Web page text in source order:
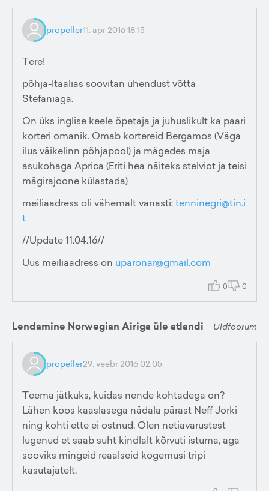
propeller11. apr 2016 18:15
Tere!
põhja-Itaalias soovitan ühendust võtta
Stefaniaga.
On üks inglise keele õpetaja ja juhuslikult ka paari
korteri omanik. Omab kortereid Bergamos (Väga
ilus väikelinn põhjapool) ja mägedes maja
asukohaga Aprica (Eriti hea näiteks stelviot ja teisi
mägirajoone külastada)
meiliaadress oli vähemalt vanasti:tenninegri@tin.i
t
//Update 11.04.16//
Uus meiliaadress on uparonar@gmail.com
0 0
Lendamine Norwegian Airiga üle atlandi Üldfoorum
propeller29. veebr 2016 02:05
Teema jätkuks, kuidas nende kohtadega on?
Lähen koos kaaslasega nädala pärast Neff Jorki
ning kohti ette ei ostnud. Olen netiavarustest
lugenud et saab suht kindlalt kõrvuti istuma, aga
sooviks mingeid reaalseid kogemusi tripi
kasutajatelt.